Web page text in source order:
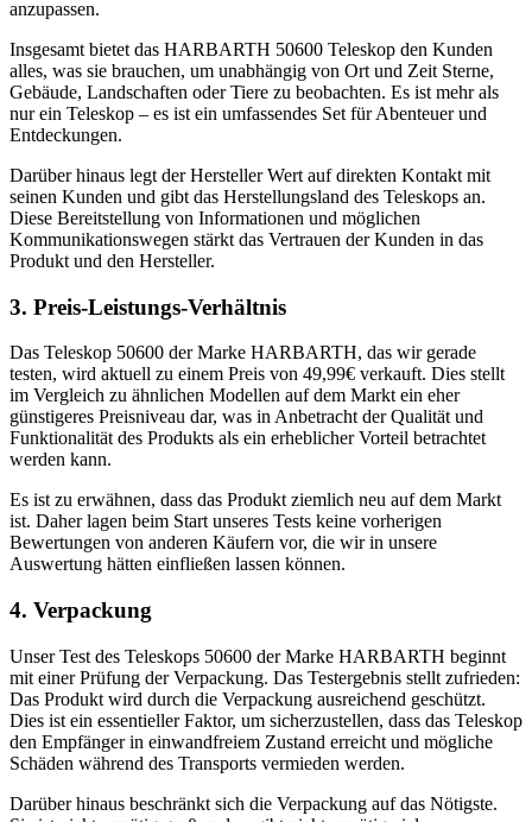
anzupassen.
Insgesamt bietet das HARBARTH 50600 Teleskop den Kunden
alles, was sie brauchen, um unabhängig von Ort und Zeit Sterne,
Gebäude, Landschaften oder Tiere zu beobachten. Es ist mehr als
nur ein Teleskop – es ist ein umfassendes Set für Abenteuer und
Entdeckungen.
Darüber hinaus legt der Hersteller Wert auf direkten Kontakt mit
seinen Kunden und gibt das Herstellungsland des Teleskops an.
Diese Bereitstellung von Informationen und möglichen
Kommunikationswegen stärkt das Vertrauen der Kunden in das
Produkt und den Hersteller.
3. Preis-Leistungs-Verhältnis
Das Teleskop 50600 der Marke HARBARTH, das wir gerade
testen, wird aktuell zu einem Preis von 49,99€ verkauft. Dies stellt
im Vergleich zu ähnlichen Modellen auf dem Markt ein eher
günstigeres Preisniveau dar, was in Anbetracht der Qualität und
Funktionalität des Produkts als ein erheblicher Vorteil betrachtet
werden kann.
Es ist zu erwähnen, dass das Produkt ziemlich neu auf dem Markt
ist. Daher lagen beim Start unseres Tests keine vorherigen
Bewertungen von anderen Käufern vor, die wir in unsere
Auswertung hätten einfließen lassen können.
4. Verpackung
Unser Test des Teleskops 50600 der Marke HARBARTH beginnt
mit einer Prüfung der Verpackung. Das Testergebnis stellt zufrieden:
Das Produkt wird durch die Verpackung ausreichend geschützt.
Dies ist ein essentieller Faktor, um sicherzustellen, dass das Teleskop
den Empfänger in einwandfreiem Zustand erreicht und mögliche
Schäden während des Transports vermieden werden.
Darüber hinaus beschränkt sich die Verpackung auf das Nötigste.